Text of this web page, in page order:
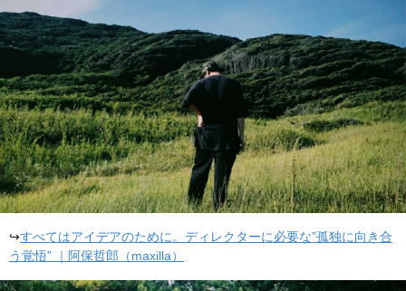
↪すべてはアイデアのために。ディレクターに必要な”孤独に向き合
う覚悟” ｜阿保哲郎（maxilla）